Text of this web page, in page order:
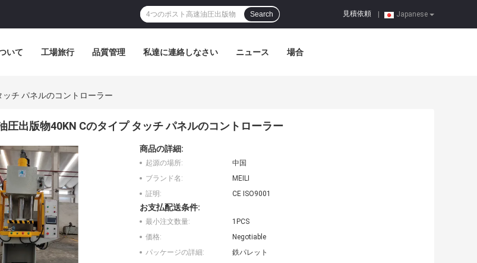
Japanese
見積依頼
Search
いて 工場旅行 品質管理 私達に連絡しなさい ニュース 場合
チ パネルのコントローラー
圧出版物40KN Cのタイプ タッチ パネルのコントローラー
商品の詳細:
起源の場所:
中国
ブランド名:
MEILI
証明:
CE ISO9001
お支払配送条件:
最小注文数量:
1PCS
価格:
Negotiable
パッケージの詳細:
鉄パレット